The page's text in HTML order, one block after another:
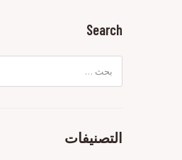
Search
عن:
التصنيفات